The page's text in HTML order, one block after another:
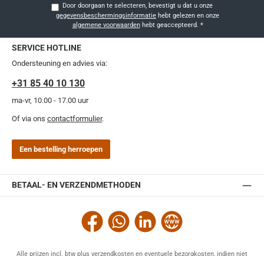
Door doorgaan te selecteren, bevestigt u dat u onze
gegevensbeschermingsinformatie
algemene voorwaardenhebt geaccepteerd. *
SERVICE HOTLINE
Ondersteuning en advies via:
+31 85 40 10 130
ma-vr, 10.00 - 17.00 uur
Of via ons contactformulier.
Een bestelling herroepen
BETAAL- EN VERZENDMETHODEN
Facebook WhatsAppLinkedIn Website
Alle prijzen incl. btw plus verzendkosten en eventuele bezorgkosten, indien niet